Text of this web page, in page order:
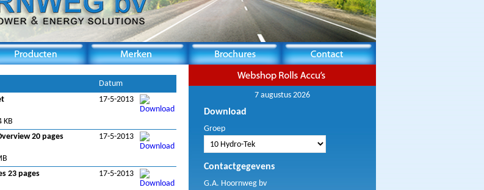
Datum
KB
17-5-2013
20 pages
17-5-2013
23 pages
17-5-2013
7 augustus 2026
Download
Groep
Contactgegevens
G.A. Hoornweg bv